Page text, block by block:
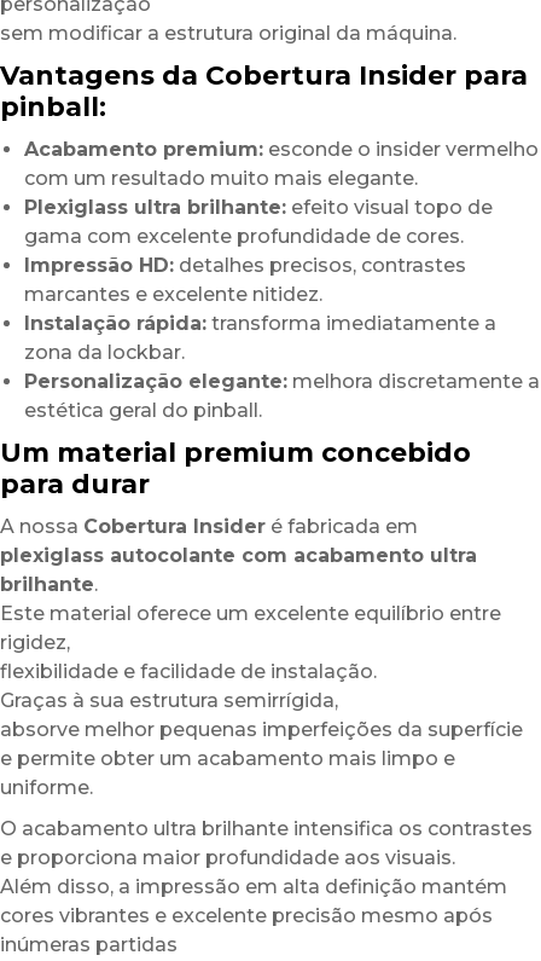
sem modificar a estrutura original da máquina.
Vantagens da Cobertura Insider para
pinball:
Acabamento premium: esconde o insider vermelho
com um resultado muito mais elegante.
Plexiglass ultra brilhante: efeito visual topo de
gama com excelente profundidade de cores.
Impressão HD: detalhes precisos, contrastes
marcantes e excelente nitidez.
Instalação rápida: transforma imediatamente a
zona da lockbar.
Personalização elegante: melhora discretamente a
estética geral do pinball.
Um material premium concebido
para durar
A nossa Cobertura Insider é fabricada em
plexiglass autocolante com acabamento ultra
brilhante.
Este material oferece um excelente equilíbrio entre
rigidez,
flexibilidade e facilidade de instalação.
Graças à sua estrutura semirrígida,
absorve melhor pequenas imperfeições da superfície
e permite obter um acabamento mais limpo e
uniforme.
O acabamento ultra brilhante intensifica os contrastes
e proporciona maior profundidade aos visuais.
Além disso, a impressão em alta definição mantém
cores vibrantes e excelente precisão mesmo após
inúmeras partidas